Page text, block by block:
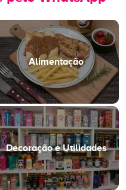
Alimentação
Decoração e Utilidades